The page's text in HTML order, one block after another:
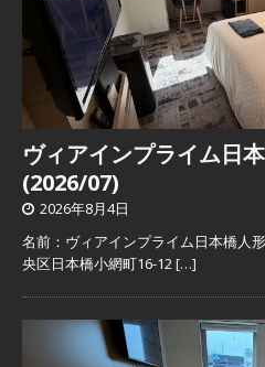
ヴィアインプライム日
(2026/07)
2026年8月4日
名前：ヴィアインプライム日本橋人
央区日本橋小網町16-12[…]